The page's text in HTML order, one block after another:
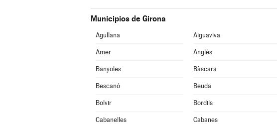
Municipios de Girona
Agullana Aiguaviva
Amer Anglès
Banyoles Bàscara
Bescanó Beuda
Bolvir Bordils
Cabanelles Cabanes